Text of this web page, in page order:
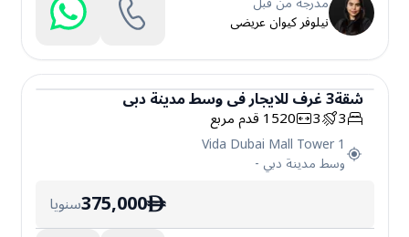
نيلوفر كيوان عريضى
شقة
شقة3غرفللايجارفيوسط مدينة دبي
3
3
1520قدم مربع
Vida Dubai Mall Tower 1
وسط مدينة دبي -
ê
375,000سنويا